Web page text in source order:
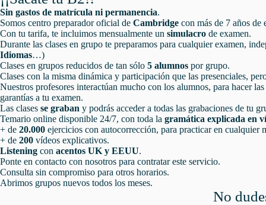
Sin gastos de matrícula ni permanencia.
Somos centro preparador oficial de Cambridge con más de 7 años de
Con tu tarifa, te incluimos mensualmente un simulacro de examen.
Durante las clases en grupo te preparamos para cualquier examen,
Idiomas…)
Clases en grupos reducidos de tan sólo 5 alumnos por grupo.
Clases con la misma dinámica y participación que las presenciales,
Nuestros profesores interactúan mucho con los alumnos, para hacer
garantías a tu examen.
Las clases se graban y podrás acceder a todas las grabaciones de tu
Temario online disponible 24/7, con toda la gramática explicada en
+ de 20.000 ejercicios con autocorrección, para practicar en cualquier
+ de 200 vídeos explicativos.
Listening con acentos UK y EEUU.
Ponte en contacto con nosotros para contratar este servicio.
Consulta sin compromiso para otros horarios.
Abrimos grupos nuevos todos los meses.
No